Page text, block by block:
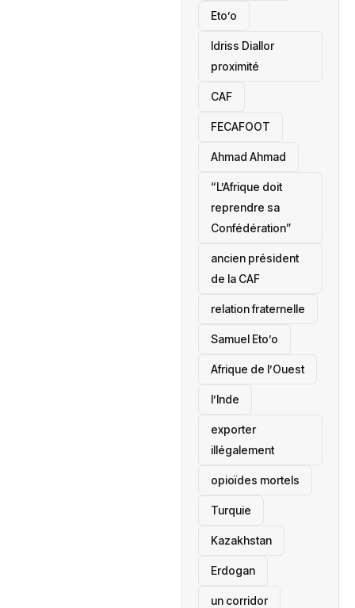
Eto’o
Idriss Diallor
proximité
CAF
FECAFOOT
‎Ahmad Ahmad
“L’Afrique doit
reprendre sa
Confédération”
ancien président
de la CAF
relation fraternelle
Samuel Eto’o
Afrique de l’Ouest
l’Inde
exporter
illégalement
opioïdes mortels
‎Turquie
Kazakhstan
Erdogan
un corridor